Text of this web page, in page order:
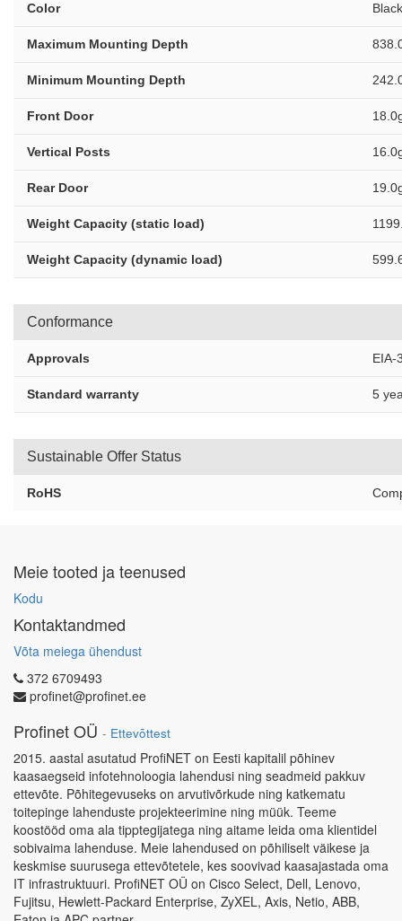
Color Black
Maximum Mounting Depth
Minimum Mounting Depth
Front Door
Vertical Posts
Rear Door
Weight Capacity (static load)
Weight Capacity (dynamic load)
Conformance
Approvals EIA-
Standard warranty 5
Sustainable Offer Status
RoHS
Meie tooted ja teenused
Kodu
Kontaktandmed
Võta meiega ühendust
372 6709493
profinet@profinet.ee
Profinet OÜ - Ettevõttest
2015. aastal asutatud ProfiNET on Eesti kapitalil põhinev
kaasaegseid infotehnoloogia lahendusi ning seadmeid pakkuv
ettevõte. Põhitegevuseks on arvutivõrkude ning katkematu
toitepinge lahenduste projekteerimine ning müük. Teeme
koostööd oma ala tipptegijatega ning aitame leida oma klientidel
sobivaima lahenduse. Meie lahendused on põhiliselt väikese ja
keskmise suurusega ettevõtetele, kes soovivad kaasajastada oma
IT infrastruktuuri. ProfiNET OÜ on Cisco Select, Dell, Lenovo,
Fujitsu, Hewlett-Packard Enterprise, ZyXEL, Axis, Netio, ABB,